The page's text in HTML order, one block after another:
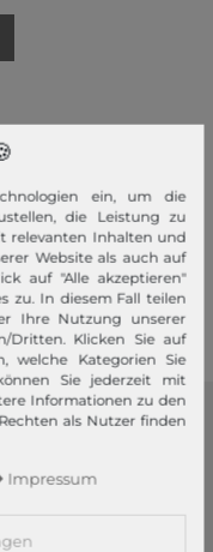
Preise, Freundlicher &
ein, um die
die Leistung zu
relevanten Inhalten und
Website als auch auf
auf "Alle akzeptieren"
zu. In diesem Fall teilen
Ihre Nutzung unserer
Dritten. Klicken Sie auf
welche Kategorien Sie
Sie jederzeit mit
Informationen zu den
als Nutzer finden
Impressum